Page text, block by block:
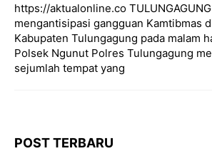
https://aktualonline.co
mengantisipasi gangguan Kamtibmas
Kabupaten Tulungagung pada malam
Polsek Ngunut Polres Tulungagung
sejumlah tempat yang
POST TERBARU